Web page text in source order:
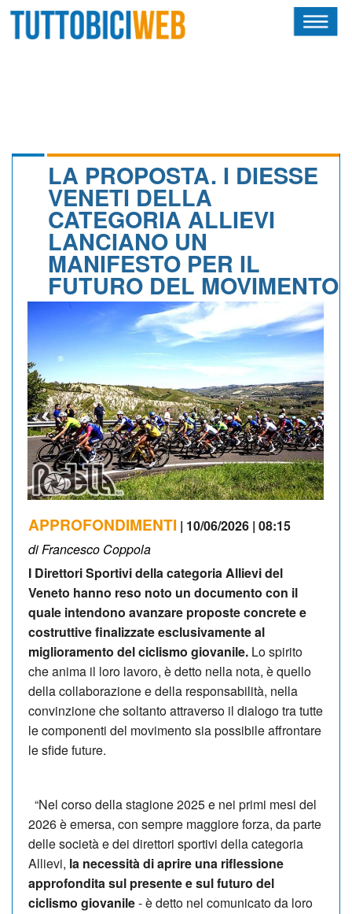
CALENDARIO
ALBI D'ORO
NEWSLETTER
LA PROPOSTA. I DIESSE
VENETI DELLA
CATEGORIA ALLIEVI
LANCIANO UN
MANIFESTO PER IL
FUTURO DEL MOVIMENTO
APPROFONDIMENTI | 10/06/2026 | 08:15
di Francesco Coppola
I Direttori Sportivi della categoria Allievi del
Veneto hanno reso noto un documento con il
quale intendono avanzare proposte concrete e
costruttive finalizzate esclusivamente al
miglioramento del ciclismo giovanile. Lo spirito
che anima il loro lavoro, è detto nella nota, è quello
della collaborazione e della responsabilità, nella
convinzione che soltanto attraverso il dialogo tra tutte
le componenti del movimento sia possibile affrontare
le sfide future.
“Nel corso della stagione 2025 e nei primi mesi del
2026 è emersa, con sempre maggiore forza, da parte
delle società e dei direttori sportivi della categoria
Allievi, la necessità di aprire una riflessione
approfondita sul presente e sul futuro del
ciclismo giovanile- è detto nel comunicato da loro